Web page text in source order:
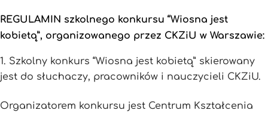
REGULAMIN szkolnego konkursu “Wiosna jest
kobietą”, organizowanego przez CKZiU w Warszawie:
Szkolny konkurs “Wiosna jest kobietą” skierowany
jest do słuchaczy, pracowników i nauczycieli CKZiU.
Organizatorem konkursu jest Centrum Kształcenia